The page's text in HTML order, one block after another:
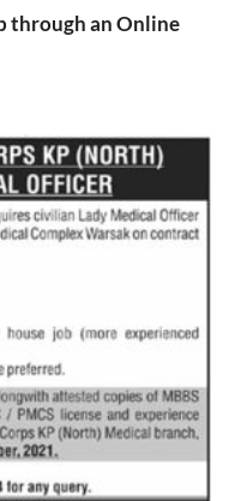
through an Online